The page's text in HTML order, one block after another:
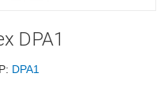
DPA1
DPA1